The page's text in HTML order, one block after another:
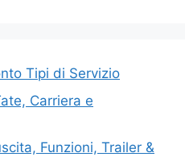
Tipi di Servizio
Carriera e
Funzioni, Trailer &